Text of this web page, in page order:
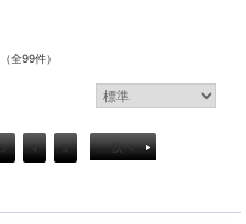
（全99件）
3 5 次へ